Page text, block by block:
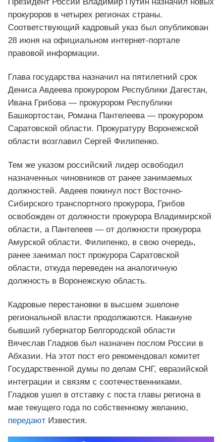
прокуроров в четырех регионах страны.
Соответствующий кадровый указ был опубликован
28 июня на официальном интернет-портале
правовой информации.
Глава государства назначил на пятилетний срок
Дениса Авдеева прокурором Республики Дагестан,
Ивана Грибова — прокурором Республики
Башкортостан, Романа Пантелеева — прокурором
Саратовской области. Прокуратуру Воронежской
области возглавил Сергей Филипенко.
Тем же указом российский лидер освободил
назначенных чиновников от ранее занимаемых
должностей. Авдеев покинул пост Восточно-
Сибирского транспортного прокурора, Грибов
освобожден от должности прокурора Владимирской
области, а Пантелеев — от должности прокурора
Амурской области. Филипенко, в свою очередь,
ранее занимал пост прокурора Саратовской
области, откуда переведен на аналогичную
должность в Воронежскую область.
Кадровые перестановки в высшем эшелоне
региональной власти продолжаются. Накануне
бывший губернатор Белгородской области
Вячеслав Гладков был назначен послом России в
Абхазии. На этот пост его рекомендовал комитет
Государственной думы по делам СНГ, евразийской
интеграции и связям с соотечественниками.
Гладков ушел в отставку с поста главы региона в
мае текущего года по собственному желанию,
передают Известия.